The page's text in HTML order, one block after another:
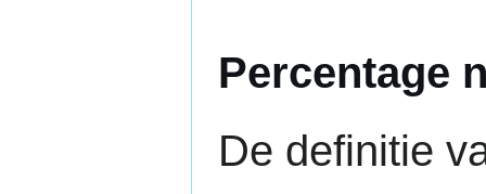
Percentage
De definitie